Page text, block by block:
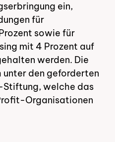
ein,
für
sowie für
mit 4 Prozent auf
werden. Die
den geforderten
welche das
Organisationen